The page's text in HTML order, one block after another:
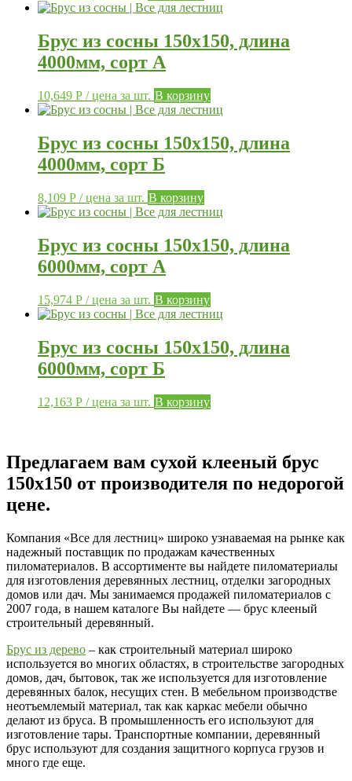
Брус из сосны 150х150, длина
4000мм, сорт А
10,649 Р / цена за шт. В корзину
Брус из сосны 150х150, длина
4000мм, сорт Б
8,109 Р / цена за шт. В корзину
Брус из сосны 150х150, длина
6000мм, сорт А
15,974 Р / цена за шт. В корзину
Брус из сосны 150х150, длина
6000мм, сорт Б
12,163 Р / цена за шт. В корзину
Предлагаем вам сухой клееный брус
150х150 от производителя по недорогой
цене.
Компания «Все для лестниц» широко узнаваемая на рынке как
надежный поставщик по продажам качественных
пиломатериалов. В ассортименте вы найдете пиломатериалы
для изготовления деревянных лестниц, отделки загородных
домов или дач. Мы занимаемся продажей пиломатериалов с
2007 года, в нашем каталоге Вы найдете — брус клееный
строительный деревянный.
Брус из дерево – как строительный материал широко
используется во многих областях, в строительстве загородных
домов, дач, бытовок, так же используется для изготовление
деревянных балок, несущих стен. В мебельном производстве
неотъемлемый материал, так как каркас мебели обычно
делают из бруса. В промышленность его используют для
изготовление тары. Транспортные компании, деревянный
брус используют для создания защитного корпуса грузов и
много где еще.